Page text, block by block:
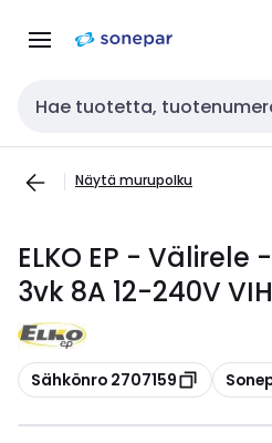
navigointiinsisältöön
Haku
Näytä murupolku
ELKO EP - Välirele
3vk 8A 12-240V VIH
Kopioi
Sähkönro 2707159 Kopioi